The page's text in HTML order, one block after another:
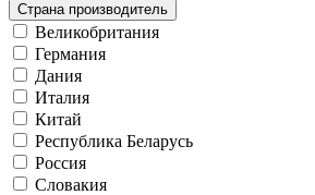
Страна производитель
Великобритания
Германия
Дания
Италия
Китай
Республика Беларусь
Россия
Словакия